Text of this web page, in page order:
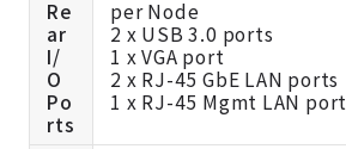
Re
ar
I/
O
Po
rts
per Node
2 x USB 3.0 ports
1 x VGA port
2 x RJ-45 GbE LAN ports
1 x RJ-45 Mgmt LAN port